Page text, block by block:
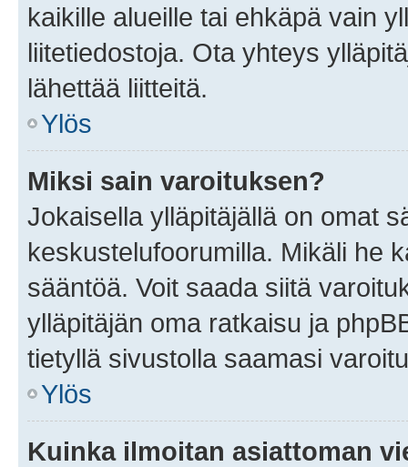
kaikille alueille tai ehkäpä vain
liitetiedostoja. Ota yhteys
lähettää liitteitä.
Ylös
Miksi sain varoituksen?
Jokaisella ylläpitäjällä on omat
keskustelufoorumilla. Mikäli he
sääntöä. Voit saada siitä
ylläpitäjän oma ratkaisu ja
tietyllä sivustolla saamasi
Ylös
Kuinka ilmoitan asiattoman